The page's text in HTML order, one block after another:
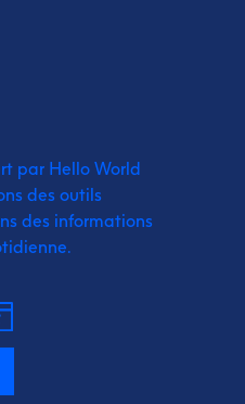
par Hello World
des outils
des informations